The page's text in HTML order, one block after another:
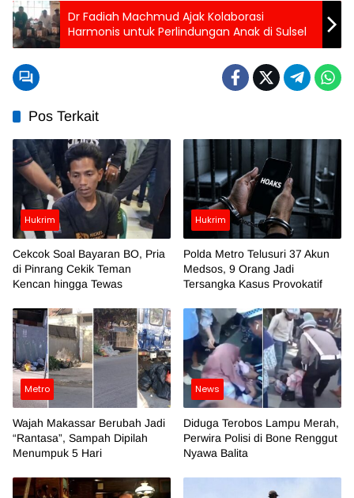
Dr Fadiah Machmud Ajak Kolaborasi
Harmonis untuk Perlindungan Anak di Sulsel
Pos Terkait
Hukrim
Cekcok Soal Bayaran BO, Pria
di Pinrang Cekik Teman
Kencan hingga Tewas
Hukrim
Polda Metro Telusuri 37 Akun
Medsos, 9 Orang Jadi
Tersangka Kasus Provokatif
Metro
Wajah Makassar Berubah Jadi
“Rantasa”, Sampah Dipilah
Menumpuk 5 Hari
News
Diduga Terobos Lampu Merah,
Perwira Polisi di Bone Renggut
Nyawa Balita